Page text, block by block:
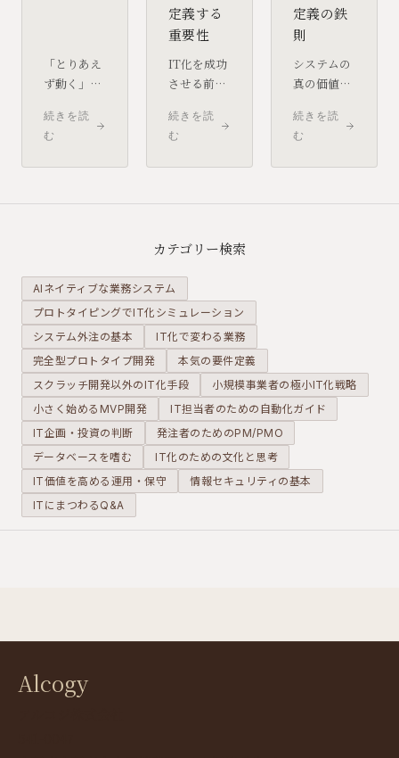
「とりあえ
ず動く」実
ねが組織に
もたらすコ
戦略的に管
す。
続きを読
む
定義する
重要性
IT化を成功
させる前提
務プロセス
の論理的な
を「処理
ク）」と
「データの
流れ」に分
解して捉え
る思考法を
解説しま
す。
続きを読
む
定義の鉄
則
システムの
真の価値
ータではな
く「出力さ
す。分析目
構築できま
す。
続きを読
む
カテゴリー検索
AIネイティブな業務システム
プロトタイピングでIT化シミュレーション
システム外注の基本
IT化で変わる業務
完全型プロトタイプ開発
本気の要件定義
スクラッチ開発以外のIT化手段
小規模事業者の極小IT化戦略
小さく始めるMVP開発
IT担当者のための自動化ガイド
IT企画・投資の判断
発注者のためのPM/PMO
データベースを嗜む
IT化のための文化と思考
IT価値を高める運用・保守
情報セキュリティの基本
ITにまつわるQ&A
Alcogy